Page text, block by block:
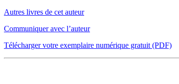
Autres livres de cet auteur
Communiquer avec l’auteur
Télécharger votre exemplaire numérique gratuit (PDF)